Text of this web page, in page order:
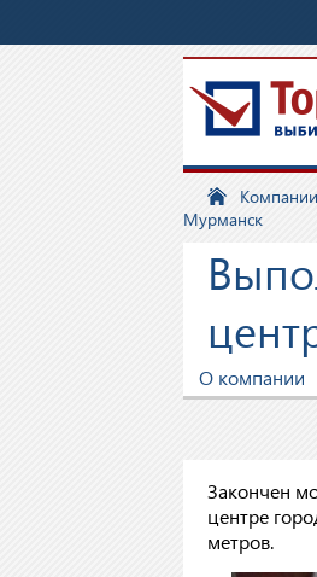
Компании
Мурманск
О компании
Закончен
центре
метров.